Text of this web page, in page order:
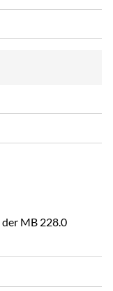
MB 228.0